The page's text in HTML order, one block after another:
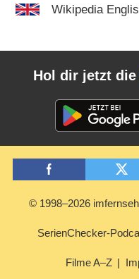
Wikipedia
Hol dir jetzt die
© 1998–2026
SerienChecker-
Filme A–Z